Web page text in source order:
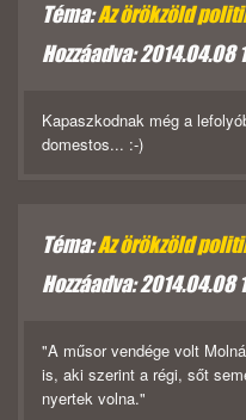
Téma:Az örökzöld
Hozzáadva: 2014.04.08
Kapaszkodnak még a
domestos... :-)
Téma:Az örökzöld
Hozzáadva: 2014.04.08
"A műsor vendége volt
is, aki szerint a régi, sőt
nyertek volna."